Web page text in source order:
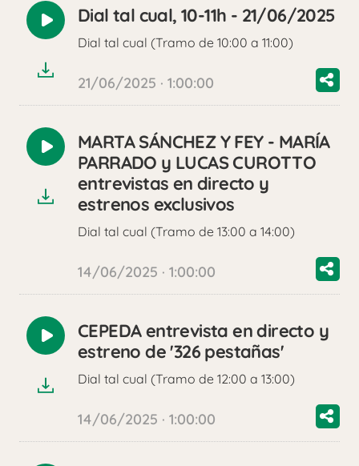
Reproducir
audio
Dial tal cual, 10-11h - 21/06/2025
Dial tal cual (Tramo de 10:00 a 11:00)
21/06/2025 · 1:00:00
Reproducir
audio
MARTA SÁNCHEZ Y FEY - MARÍA
PARRADO y LUCAS CUROTTO
entrevistas en directo y
estrenos exclusivos
Dial tal cual (Tramo de 13:00 a 14:00)
14/06/2025 · 1:00:00
Reproducir
audio
CEPEDA entrevista en directo y
estreno de '326 pestañas'
Dial tal cual (Tramo de 12:00 a 13:00)
14/06/2025 · 1:00:00